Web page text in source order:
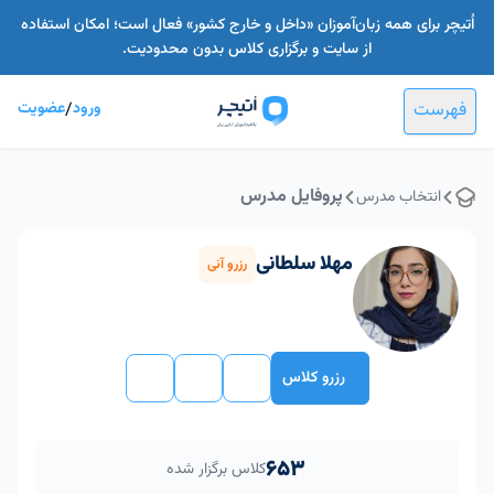
اُتیچر برای همه زبان‌آموزان «داخل و خارج کشور» فعال است؛ امکان استفاده
از سایت و برگزاری کلاس بدون محدودیت.
فهرست ورود/عضویت
انتخاب مدرس پروفایل مدرس
مهلا سلطانی رزرو آنی
رزرو کلاس
653کلاس برگزار شده